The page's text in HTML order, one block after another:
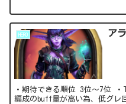
HERO ア
・期待できる順位 3位～7位 ・Tierの理由 現環境はグレ5～グレ6
編成のbuff量が高い為、低グレ